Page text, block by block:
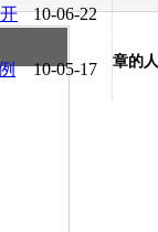
10-06-22
10-05-17
章的